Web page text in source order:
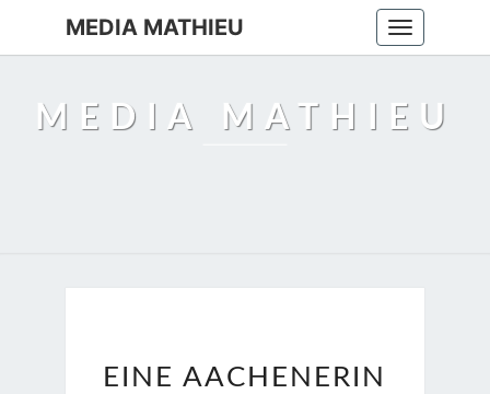
Toggle
navigation
MEDIA MATHIEU
MEDIA MATHIEU
AACHENERIN
EINE AACHENERIN